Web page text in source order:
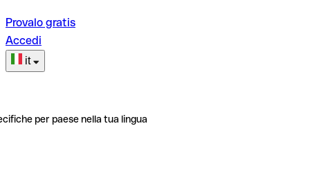
Provalo gratis
Accedi
it
per paese nella tua lingua